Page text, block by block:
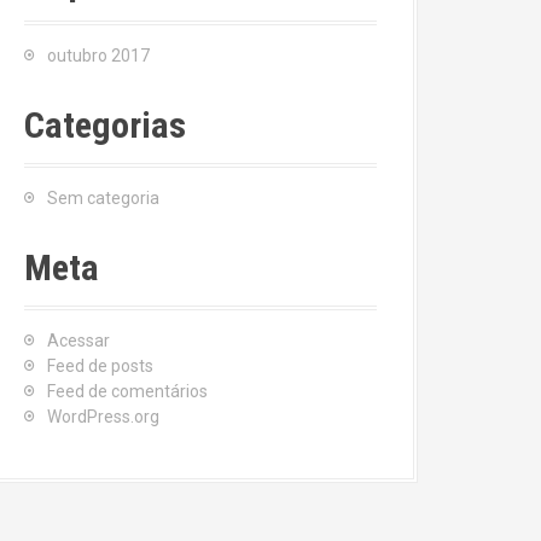
outubro 2017
Categorias
Sem categoria
Meta
Acessar
Feed de posts
Feed de comentários
WordPress.org